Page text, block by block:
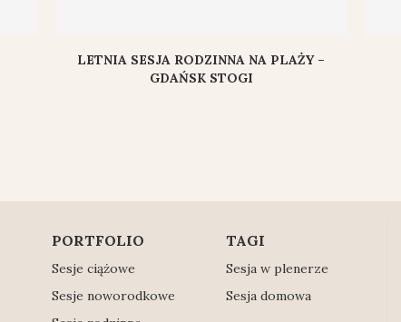
LETNIA SESJA RODZINNA NA PLAŻY –
GDAŃSK STOGI
PORTFOLIO
Sesje ciążowe
Sesje noworodkowe
TAGI
Sesja w plenerze
Sesja domowa